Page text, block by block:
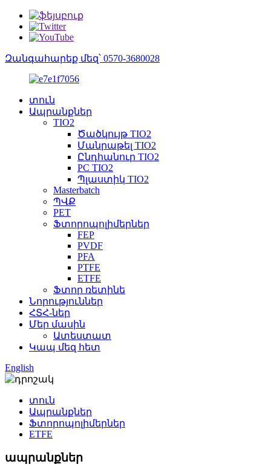
Զանգահարեք մեզ՝ 0570-3680028
տուն
Ապրանքներ
TIO2
Ծածկույթ TIO2
Մանրաթել TIO2
Ընդհանուր TIO2
PC TIO2
Պլաստիկ TIO2
Masterbatch
ՊՎՔ
PET
Ֆտորոպոլիմերներ
FEP
PVDF
PFA
PTFE
ETFE
Ֆտոր ռետինե
Նորություններ
ՀՏՀ-ներ
Մեր մասին
Ատեստատ
Կապ մեզ հետ
English
տուն
Ապրանքներ
Ֆտորոպոլիմերներ
ETFE
ապրանքներ